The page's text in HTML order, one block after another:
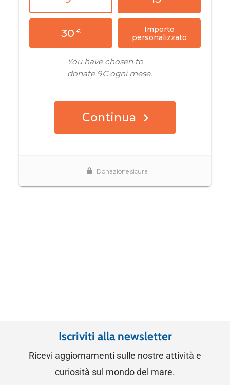
Iscriviti alla newsletter
Ricevi aggiornamenti sulle nostre attività e
curiosità sul mondo del mare.